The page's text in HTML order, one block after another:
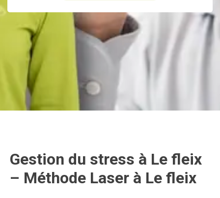
Gestion du stress à Le fleix
– Méthode Laser à Le fleix